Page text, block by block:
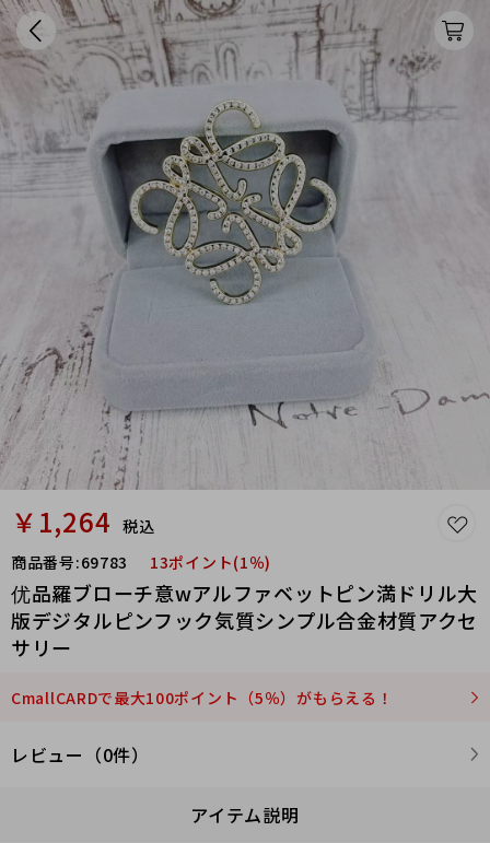
￥1,264 税込
商品番号:69783 13ポイント(1％)
优品羅ブローチ意wアルファベットピン満ドリル大
版デジタルピンフック気質シンプル合金材質アクセ
サリー
CmallCARDで最大100ポイント（5％）がもらえる！
レビュー（0件）
アイテム説明